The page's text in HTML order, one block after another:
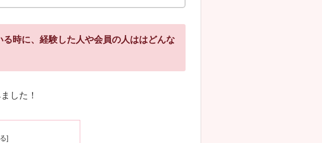
時に、経験した人や会員の人ははどんな
した！